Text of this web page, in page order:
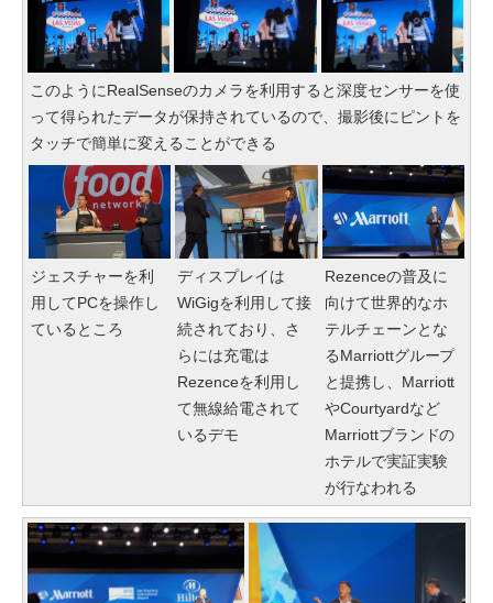
このようにRealSenseのカメラを利用すると深度センサーを使
って得られたデータが保持されているので、撮影後にピントを
タッチで簡単に変えることができる
ジェスチャーを利
用してPCを操作し
ているところ
ディスプレイは
WiGigを利用して接
続されており、さ
らには充電は
Rezenceを利用し
て無線給電されて
いるデモ
Rezenceの普及に
向けて世界的なホ
テルチェーンとな
るMarriottグループ
と提携し、Marriott
やCourtyardなど
Marriottブランドの
ホテルで実証実験
が行なわれる